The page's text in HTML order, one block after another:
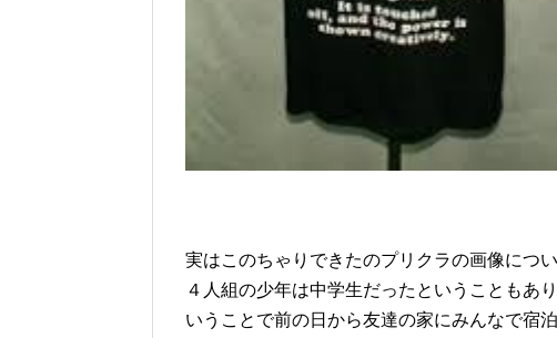
実はこのちゃりできたのプリクラの画像につ
４人組の少年は中学生だったということもあ
いうことで前の日から友達の家にみんなで宿